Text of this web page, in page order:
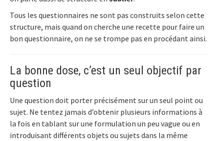
Tous les questionnaires ne sont pas construits selon cette
structure, mais quand on cherche une recette pour faire un
bon questionnaire, on ne se trompe pas en procédant ainsi.
La bonne dose, c’est un seul objectif par
question
Une question doit porter précisément sur un seul point ou
sujet. Ne tentez jamais d’obtenir plusieurs informations à
la fois en tablant sur une formulation un peu vague ou en
introduisant différents objets ou sujets dans la même